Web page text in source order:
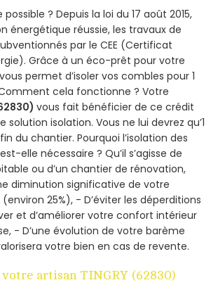
? Depuis la loi du 17 août 2015,
énergétique réussie, les travaux de
par le CEE (Certificat
Grâce à un éco-prêt pour votre
permet d’isoler vos combles pour 1
cela fonctionne ? Votre
vous fait bénéficier de ce crédit
solution isolation. Vous ne lui devrez qu’1
du chantier. Pourquoi l’isolation des
est-elle nécessaire ? Qu’il s’agisse de
ou d’un chantier de rénovation,
diminution significative de votre
25%), - D’éviter les déperditions
et d’améliorer votre confort intérieur
- D’une évolution de votre barème
votre bien en cas de revente.
votre artisan TINGRY (62830)